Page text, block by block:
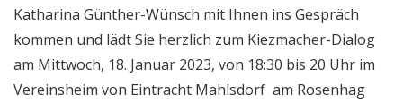
Katharina Günther-Wünsch mit Ihnen ins Gespräch
kommen und lädt Sie herzlich zum Kiezmacher-Dialog
am Mittwoch, 18. Januar 2023, von 18:30 bis 20 Uhr im
Vereinsheim von Eintracht Mahlsdorf am Rosenhag